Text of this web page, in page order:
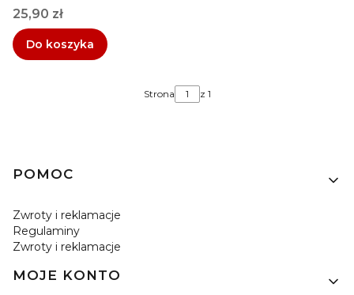
Cena
25,90 zł
Do koszyka
Strona z 1
Linki w stopce
POMOC
Zwroty i reklamacje
Regulaminy
Zwroty i reklamacje
MOJE KONTO